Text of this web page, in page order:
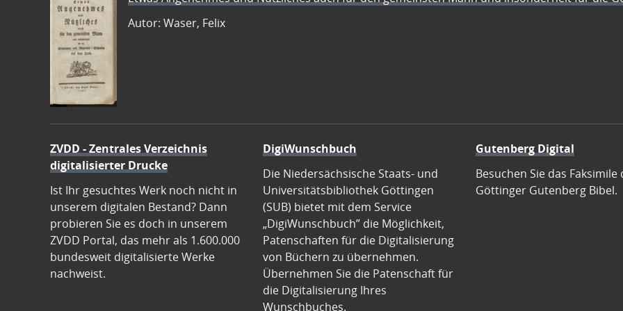
Autor: Waser, Felix
ZVDD - Zentrales Verzeichnis
digitalisierter Drucke
Ist Ihr gesuchtes Werk noch nicht in
unserem digitalen Bestand? Dann
probieren Sie es doch in unserem
ZVDD Portal, das mehr als 1.600.000
bundesweit digitalisierte Werke
nachweist.
DigiWunschbuch
Die Niedersächsische Staats- und
Universitätsbibliothek Göttingen
(SUB) bietet mit dem Service
„DigiWunschbuch” die Möglichkeit,
Patenschaften für die Digitalisierung
von Büchern zu übernehmen.
Übernehmen Sie die Patenschaft für
die Digitalisierung Ihres
Wunschbuches.
Gutenberg Digital
Besuchen Sie das Faksimile
Göttinger Gutenberg Bibel.